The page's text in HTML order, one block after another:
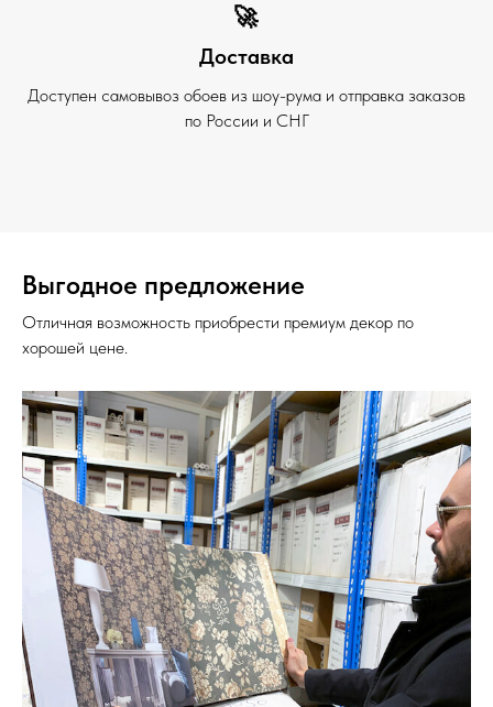
🚀
Доставка
Доступен самовывоз обоев из шоу-рума и отправка заказов
по России и СНГ
Выгодное предложение
Отличная возможность приобрести премиум декор по
хорошей цене.